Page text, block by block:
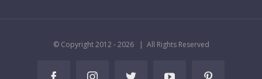
© Copyright 2012 -2026 | All Rights Reserved
FacebookInstagramTwitter YouTube